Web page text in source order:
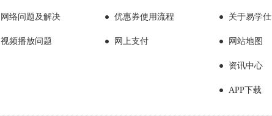
网络问题及解决
视频播放问题
优惠券使用流程
网上支付
关于易学仕
网站地图
资讯中心
APP下载